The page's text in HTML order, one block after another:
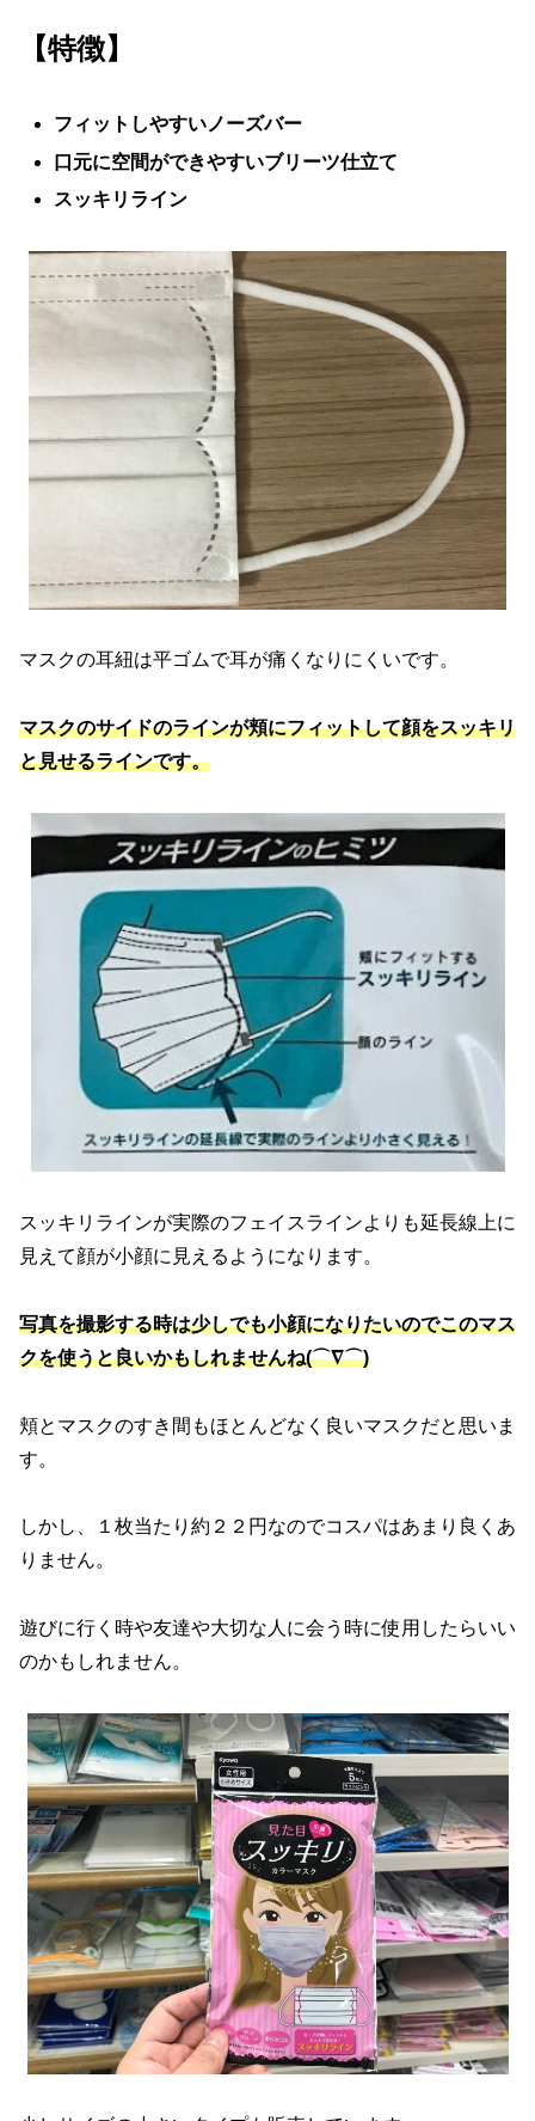
【特徴】
フィットしやすいノーズバー
口元に空間ができやすいブリーツ仕立て
スッキリライン
マスクの耳紐は平ゴムで耳が痛くなりにくいです。
マスクのサイドのラインが頬にフィットして顔をスッキリ
と見せるラインです。
スッキリラインが実際のフェイスラインよりも延長線上に
見えて顔が小顔に見えるようになります。
写真を撮影する時は少しでも小顔になりたいのでこのマス
クを使うと良いかもしれませんね(⌒∇⌒)
頬とマスクのすき間もほとんどなく良いマスクだと思いま
す。
しかし、１枚当たり約２２円なのでコスパはあまり良くあ
りません。
遊びに行く時や友達や大切な人に会う時に使用したらいい
のかもしれません。